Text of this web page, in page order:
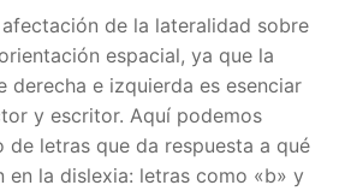
de la lateralidad sobre
espacial, ya que la
derecha e izquierda es esenciar
y escritor. Aquí podemos
de letras que da respuesta a qué
en la dislexia: letras como «b» y